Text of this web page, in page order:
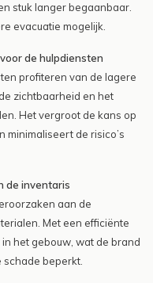
stuk langer begaanbaar.
evacuatie mogelijk.
de hulpdiensten
profiteren van de lagere
zichtbaarheid en het
Het vergroot de kans op
minimaliseert de risico’s
de inventaris
aan de
Met een efficiënte
het gebouw, wat de brand
beperkt.